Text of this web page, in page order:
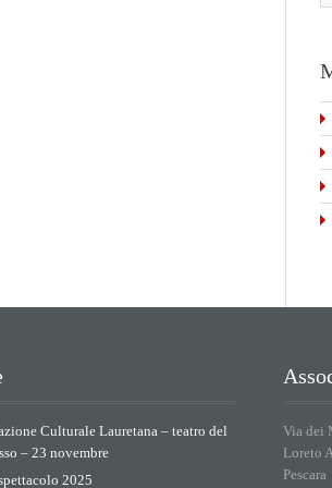
Culturale Lauretana – teatro del
– 23 novembre
2025
Via dei
Loreto
Pescara